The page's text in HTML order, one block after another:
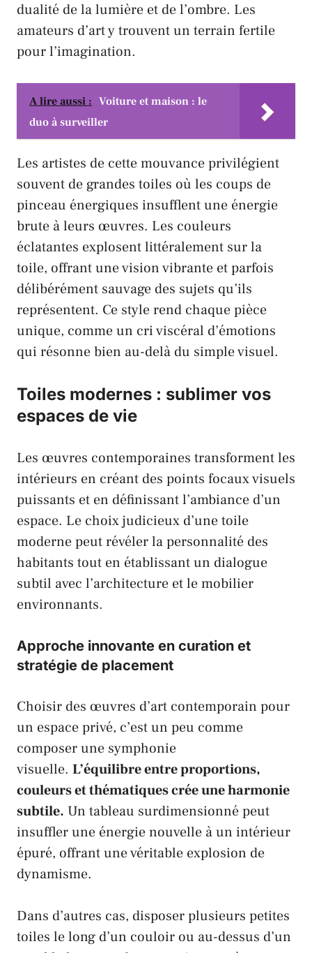
dualité de la lumière et de l’ombre. Les
amateurs d’art y trouvent un terrain fertile
pour l’imagination.
A lire aussi : Voiture et maison : le
duo à surveiller
Les artistes de cette mouvance privilégient
souvent de grandes toiles où les coups de
pinceau énergiques insufflent une énergie
brute à leurs œuvres. Les couleurs
éclatantes explosent littéralement sur la
toile, offrant une vision vibrante et parfois
délibérément sauvage des sujets qu’ils
représentent. Ce style rend chaque pièce
unique, comme un cri viscéral d’émotions
qui résonne bien au-delà du simple visuel.
Toiles modernes : sublimer vos
espaces de vie
Les œuvres contemporaines transforment les
intérieurs en créant des points focaux visuels
puissants et en définissant l’ambiance d’un
espace. Le choix judicieux d’une toile
moderne peut révéler la personnalité des
habitants tout en établissant un dialogue
subtil avec l’architecture et le mobilier
environnants.
Approche innovante en curation et
stratégie de placement
Choisir des œuvres d’art contemporain pour
un espace privé, c’est un peu comme
composer une symphonie
visuelle. L’équilibre entre proportions,
couleurs et thématiques crée une harmonie
subtile. Un tableau surdimensionné peut
insuffler une énergie nouvelle à un intérieur
épuré, offrant une véritable explosion de
dynamisme.
Dans d’autres cas, disposer plusieurs petites
toiles le long d’un couloir ou au-dessus d’un